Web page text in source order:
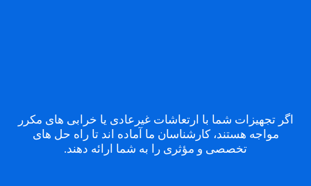
اگر تجهیزات شما با ارتعاشات غیرعادی یا خرابی های مکرر
مواجه هستند، کارشناسان ما آماده اند تا راه حل های
تخصصی و مؤثری را به شما ارائه دهند.